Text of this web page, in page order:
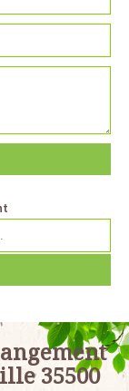
35500